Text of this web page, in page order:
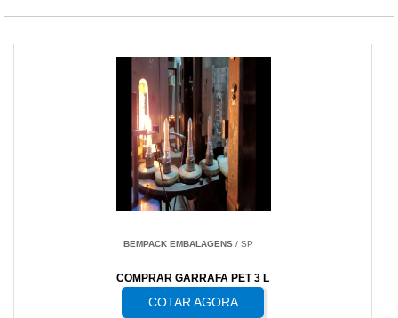
BEMPACK EMBALAGENS/ SP
COMPRAR GARRAFA PET 3 L
COTAR AGORA